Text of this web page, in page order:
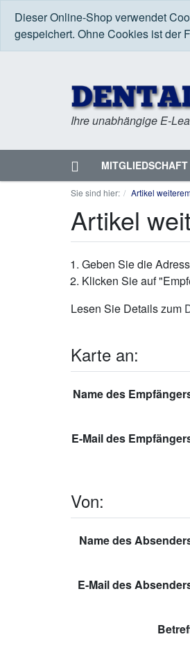
Dieser Online-Shop verwendet
gespeichert. Ohne Cookies ist der
Ihre unabhängige E-
Startseite
Menü MITGLIEDSCHAFT
Sie sind hier: Artikel
Artikel
Geben Sie die
Klicken Sie auf
Lesen Sie Details zum
Karte an:
Name des
E-Mail des
Von:
Name des
E-Mail des